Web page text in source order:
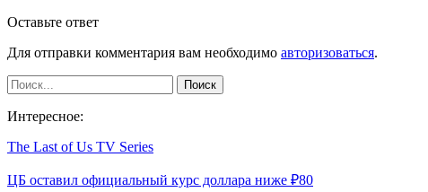
Оставьте ответ
Для отправки комментария вам необходимо авторизоваться.
Интересное:
The Last of Us TV Series
ЦБ оставил официальный курс доллара ниже ₽80